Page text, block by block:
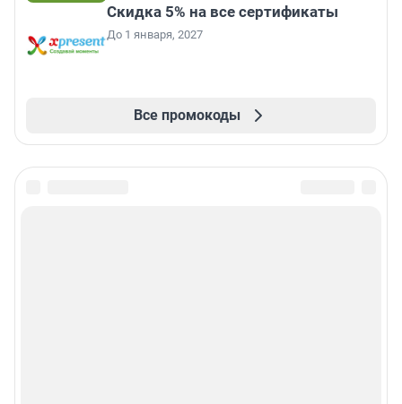
Скидка 5% на все сертификаты
До 1 января, 2027
Все промокоды